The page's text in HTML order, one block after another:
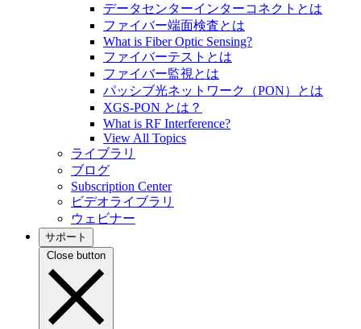
データセンターインターコネクトとは
ファイバー端面検査とは
What is Fiber Optic Sensing?
ファイバーテストとは
ファイバー監視とは
パッシブ光ネットワーク（PON）とは
XGS-PON とは？
What is RF Interference?
View All Topics
ライブラリ
ブログ
Subscription Center
ビデオライブラリ
ウェビナー
サポート
Close button